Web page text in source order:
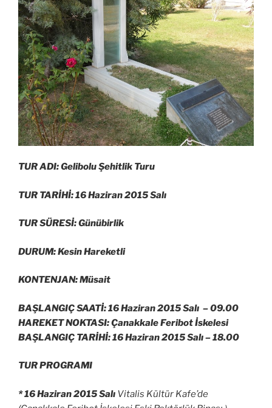
TUR ADI: Gelibolu Şehitlik Turu
TUR TARİHİ: 16 Haziran 2015 Salı
TUR SÜRESİ: Günübirlik
DURUM: Kesin Hareketli
KONTENJAN: Müsait
BAŞLANGIÇ SAATİ: 16 Haziran 2015 Salı –09.00
HAREKET NOKTASI: Çanakkale Feribot İskelesi
BAŞLANGIÇ TARİHİ: 16 Haziran 2015 Salı –18.00
TUR PROGRAMI
* 16 Haziran 2015 Salı Vitalis Kültür Kafe’de